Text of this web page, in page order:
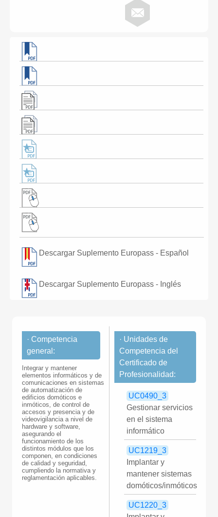
Descargar Suplemento Europass - Español
Descargar Suplemento Europass - Inglés
· Competencia
general:
Integrar y mantener
elementos informáticos y de
comunicaciones en sistemas
de automatización de
edificios domóticos e
inmóticos, de control de
accesos y presencia y de
videovigilancia a nivel de
hardware y software,
asegurando el
funcionamiento de los
distintos módulos que los
componen, en condiciones
de calidad y seguridad,
cumpliendo la normativa y
reglamentación aplicables.
· Unidades de
Competencia del
Certificado de
Profesionalidad:
UC0490_3
Gestionar servicios
en el sistema
informático
UC1219_3
Implantar y
mantener sistemas
domóticos/inmóticos
UC1220_3